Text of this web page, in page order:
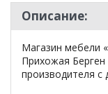
Описание:
Магазин мебели
Прихожая
производителя с